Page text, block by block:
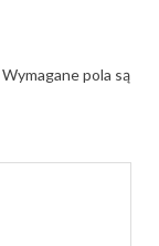
Wymagane pola są